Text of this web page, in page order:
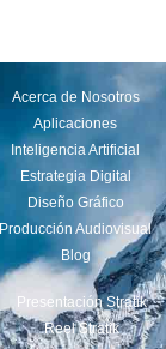
Acerca de Nosotros
Aplicaciones
Inteligencia Artificial
Estrategia Digital
Diseño Gráfico
Producción Audiovisual
Blog
Presentación Stratik
Reel Stratik